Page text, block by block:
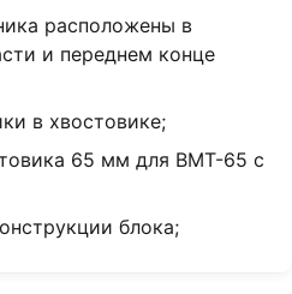
расположены в
и переднем конце
в хвостовике;
65 мм для BMT-65 с
блока;